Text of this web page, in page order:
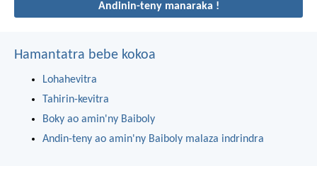
Andinin-teny manaraka !
Hamantatra bebe kokoa
Lohahevitra
Tahirin-kevitra
Boky ao amin'ny Baiboly
Andin-teny ao amin'ny Baiboly malaza indrindra